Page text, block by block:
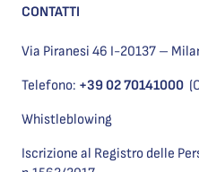
CONTATTI
Via Piranesi 46 I-20137 –
Telefono: +39 02 70141000
Whistleblowing
Iscrizione al Registro delle